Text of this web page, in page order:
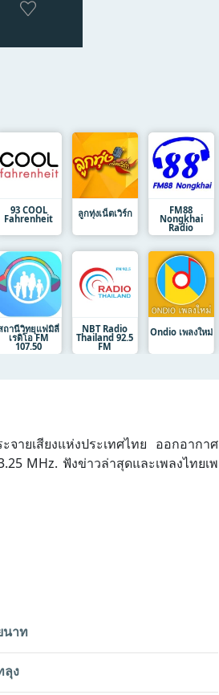
93 COOL
Fahrenheit ลูกทุ่งเน็ตเวิร์ก FM88
Nongkhai
Radio
ถานีวิทยุแฟมิลี่
เรดิโอ FM
107.50
NBT Radio
Thailand 92.5
FM
Ondio เพลงใหม่
ายเสียงแห่งประเทศไทย ออกอากาศ
MHz. ฟังข่าวล่าสุดและเพลงไทยเพ
นาท
ลุง